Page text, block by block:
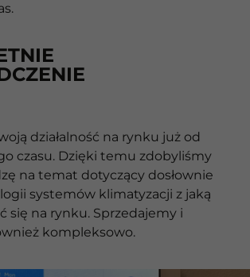
działalność na rynku już od
czasu. Dzięki temu zdobyliśmy
na temat dotyczący dosłownie
systemów klimatyzacji z jaką
się na rynku. Sprzedajemy i
kompleksowo.